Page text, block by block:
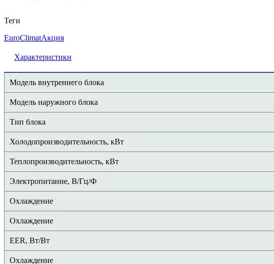
Теги
EuroClimatАкция
Характеристики
Модель внутреннего блока
Модель наружного блока
Тип блока
Холодопроизводительность, кВт
Теплопроизводительность, кВт
Электропитание, В/Гц/Ф
Охлаждение
Охлаждение
EER, Вт/Вт
Охлаждение